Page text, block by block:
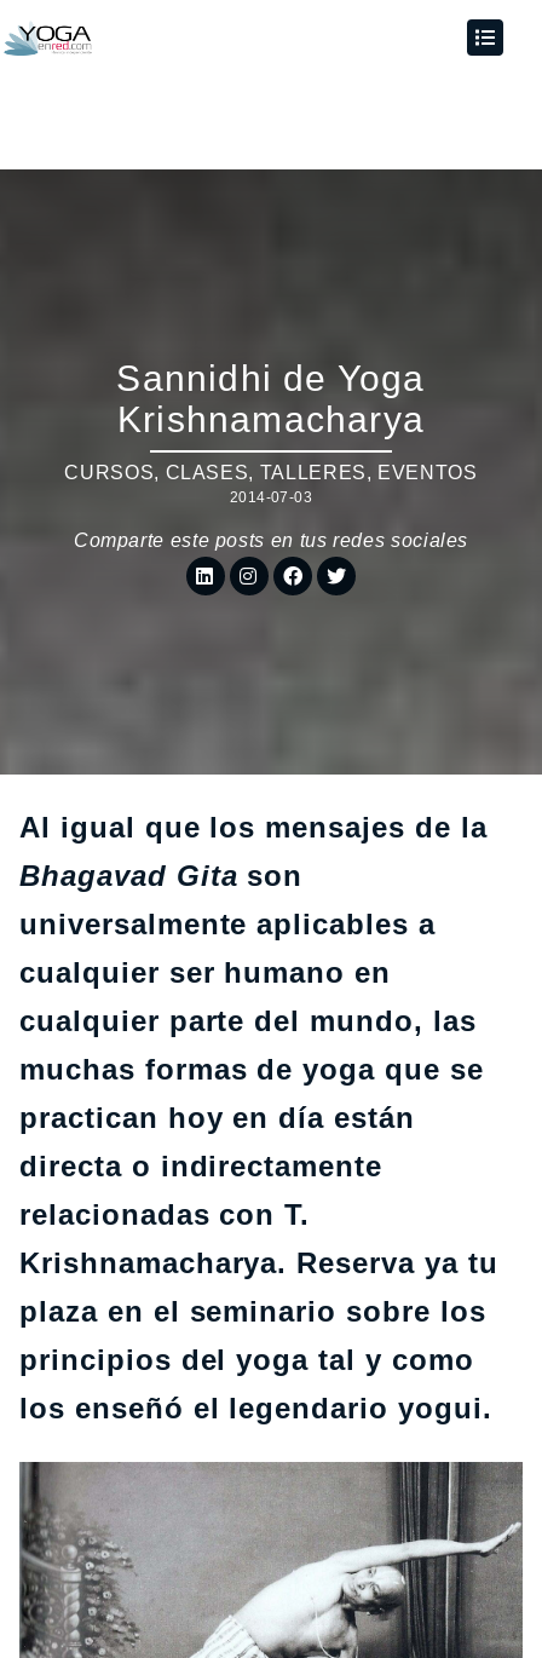
Sannidhi de Yoga
Krishnamacharya
CURSOS, CLASES, TALLERES, EVENTOS
2014-07-03
Comparte este posts en tus redes sociales
Al igual que los mensajes de la
Bhagavad Gita son
universalmente aplicables a
cualquier ser humano en
cualquier parte del mundo, las
muchas formas de yoga que se
practican hoy en día están
directa o indirectamente
relacionadas con T.
Krishnamacharya. Reserva ya tu
plaza en el seminario sobre los
principios del yoga tal y como
los enseñó el legendario yogui.